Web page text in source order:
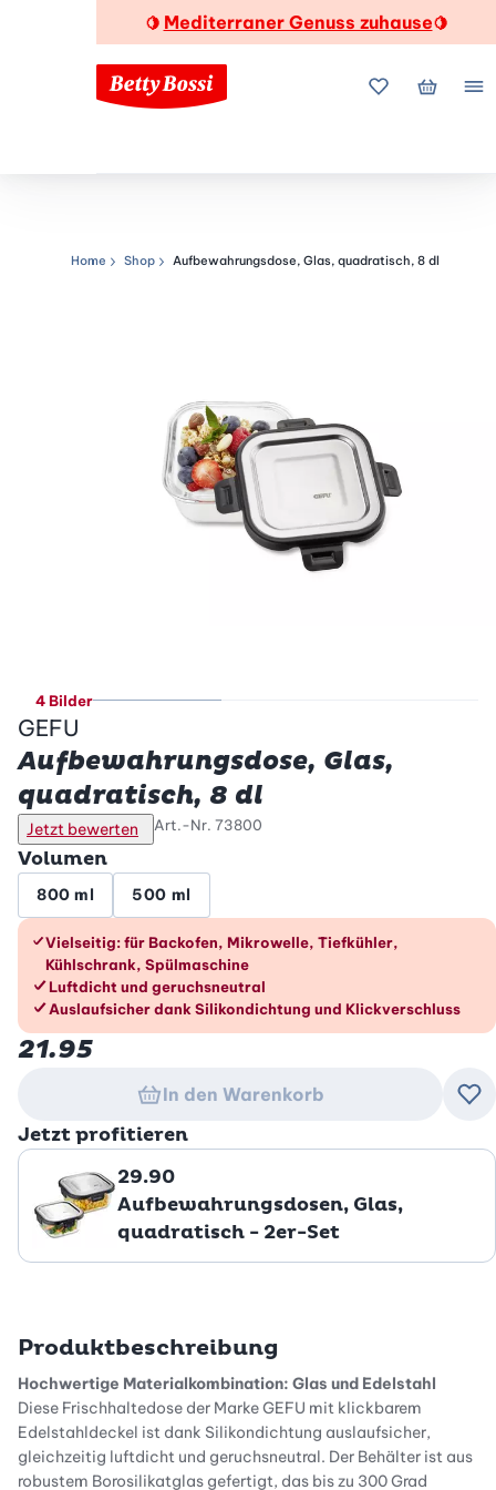
🍋 Mediterraner Genuss zuhause🍋
MeineMein
Navigationspfad
Home Shop Aufbewahrungsdose, Glas, quadratisch, 8 dl
4 Bilder
GEFU
Aufbewahrungsdose, Glas,
quadratisch, 8 dl
Jetzt bewerten Art.-Nr. 73800
Volumen
800 ml 500 ml
Die Vorteile im Überblick
Vielseitig: für Backofen, Mikrowelle, Tiefkühler,
Kühlschrank, Spülmaschine
Luftdicht und geruchsneutral
Auslaufsicher dank Silikondichtung und Klickverschluss
21.95
In den Warenkorb
Jetzt profitieren
29.90
Aufbewahrungsdosen, Glas,
quadratisch - 2er-Set
Produktbeschreibung
Hochwertige Materialkombination: Glas und Edelstahl
Diese Frischhaltedose der Marke GEFU mit klickbarem
Edelstahldeckel ist dank Silikondichtung auslaufsicher,
gleichzeitig luftdicht und geruchsneutral. Der Behälter ist aus
robustem Borosilikatglas gefertigt, das bis zu 300 Grad